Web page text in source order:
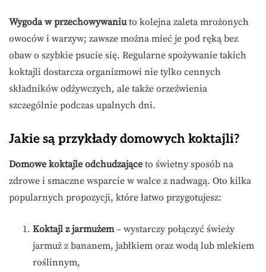
Wygoda w przechowywaniuto kolejna zaleta mrożonych
owoców i warzyw; zawsze można mieć je pod ręką bez
obaw o szybkie psucie się. Regularne spożywanie takich
koktajli dostarcza organizmowi nie tylko cennych
składników odżywczych, ale także orzeźwienia
szczególnie podczas upalnych dni.
Jakie są przykłady domowych koktajli?
Domowe koktajle odchudzające to świetny sposób na
zdrowe i smaczne wsparcie w walce z nadwagą. Oto kilka
popularnych propozycji, które łatwo przygotujesz:
Koktajl z jarmużem– wystarczy połączyć świeży
jarmuż z bananem, jabłkiem oraz wodą lub mlekiem
roślinnym,